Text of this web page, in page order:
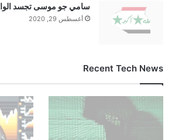
سامي جو موسى تجسد الواقع
أغسطس 29, 2020
Recent Tech News